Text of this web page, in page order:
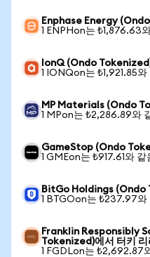
Enphase Energy
1 ENPHon는 ₺1,876.63
IonQ (Ondo
1 IONQon는 ₺1,921.85와
MP Materials (Ondo
1 MPon는 ₺2,286.89와
GameStop (Ondo
1 GMEon는 ₺917.61와 같
BitGo Holdings (Ondo
1 BTGOon는 ₺237.97와
Franklin Responsibly
Tokenized)에서 터키 리
1 FGDLon는 ₺2,692.87